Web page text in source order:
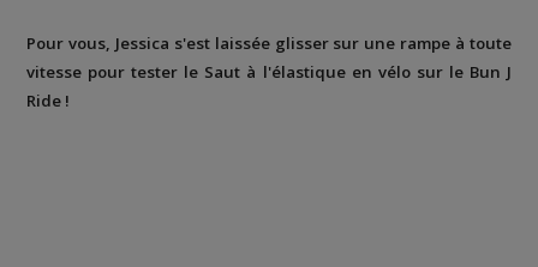
Pour vous, Jessica s'est laissée glisser sur une rampe à toute
vitesse pour tester le Saut à l'élastique en vélo sur le Bun J
Ride !